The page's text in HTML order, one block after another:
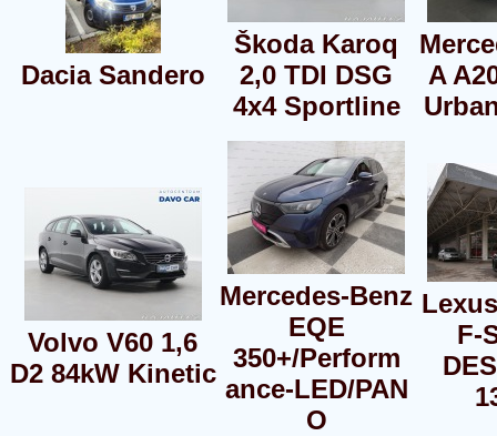
Dacia Sandero
Škoda Karoq
2,0 TDI DSG
4x4 Sportline
A
Volvo V60 1,6
D2 84kW Kinetic
Mercedes-Benz
EQE
350+/Perform
ance-LED/PAN
O
F-